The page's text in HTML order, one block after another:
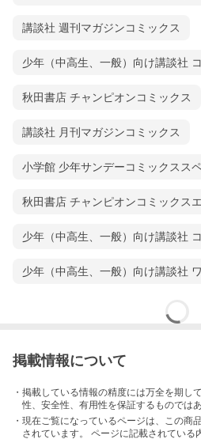
講談社 週刊マガジンコミックス
少年（中高生、一般）向け講談社
秋田書店 チャンピオンコミックス
講談社 月刊マガジンコミックス
小学館 少年サンデーコミックスス
秋田書店 チャンピオンコミックス
少年（中高生、一般）向け講談社
少年（中高生、一般）向け講談社
掲載情報について
・掲載している情報の精度には万全を期し
性、安全性、有用性を保証するものではあ
・現在ご覧になっているページは、この商品
されています。 ページに記載されている